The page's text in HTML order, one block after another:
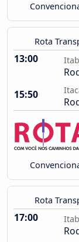
Rota
13:00
15:50
Rota
17:00